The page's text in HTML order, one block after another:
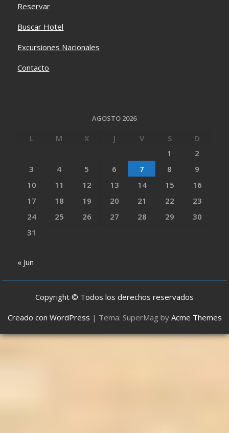
Reservar
Buscar Hotel
Excursiones Nacionales
Contacto
AGOSTO 2026
L M X J V S
D
1
2
3
4 5 6 7 8
9
10
11 12 13 14 15
16
17
18 19 20 21 22
23
24
25 26 27 28 29
30
31
« Jun
Copyright © Todos los derechos reservados
Creado con WordPress | Tema: SuperMag by Acme Themes